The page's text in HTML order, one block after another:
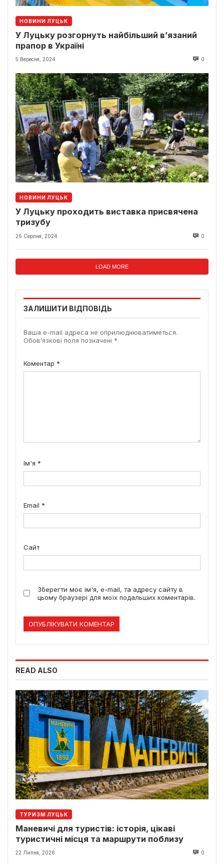
НОВИНИ ЛУЦЬК
У Луцьку розгорнуть найбільший в’язаний
прапор в Україні
5 Вересня, 2024 0
НОВИНИ ЛУЦЬК
У Луцьку проходить виставка присвячена
тризубу
26 Серпня, 2024 0
LOAD MORE
ЗАЛИШИТИ ВІДПОВІДЬ
Ваша e-mail адреса не оприлюднюватиметься.
Обов’язкові поля позначені *
Коментар *
Ім'я *
Email *
Сайт
Зберегти моє ім'я, e-mail, та адресу сайту в
цьому браузері для моїх подальших коментарів.
READ ALSO
ТУРИЗМ ЛУЦЬК
Маневичі для туристів: історія, цікаві
туристичні місця та маршрути поблизу
22 Липня, 2026 0